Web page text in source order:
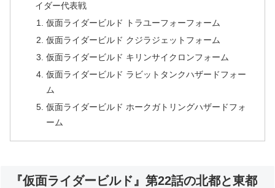
イダー代表戦
仮面ライダービルド トラユーフォーフォーム
仮面ライダービルド クジラジェットフォーム
仮面ライダービルド キリンサイクロンフォーム
仮面ライダービルド ラビットタンクハザードフォー
ム
仮面ライダービルド ホークガトリングハザードフォ
ーム
『仮面ライダービルド』第22話の北都と東都